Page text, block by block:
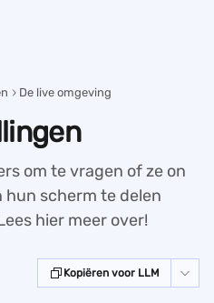
De live omgeving
om te vragen of ze on
hun scherm te delen
hier meer over!
Kopiëren voor LLM